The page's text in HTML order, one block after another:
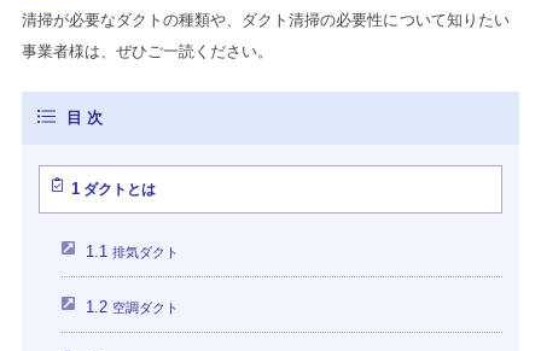
清掃が必要なダクトの種類や、ダクト清掃の必要性について知りたい
事業者様は、ぜひご一読ください。
1ダクトとは
1.1 排気ダクト
1.2 空調ダクト